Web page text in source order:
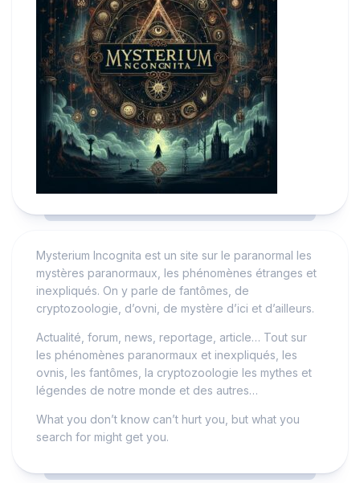
Mysterium Incognita est un site sur le paranormal les
mystères paranormaux, les phénomènes étranges et
inexpliqués. On y parle de fantômes, de
cryptozoologie, d’ovni, de mystère d’ici et d’ailleurs.
Actualité, forum, news, reportage, article… Tout sur
les phénomènes paranormaux et inexpliqués, les
ovnis, les fantômes, la cryptozoologie les mythes et
légendes de notre monde et des autres…
What you don’t know can’t hurt you, but what you
search for might get you.